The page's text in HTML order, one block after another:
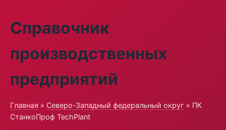
Справочник
производственных
предприятий
Главная » Северо-Западный федеральный округ » ПК
СтанкоПроф TechPlant